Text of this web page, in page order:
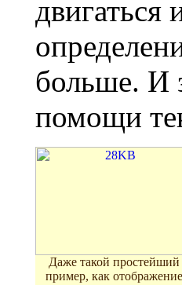
двигаться
больше. И
помощи
Даже такой простейший
пример, как отображение